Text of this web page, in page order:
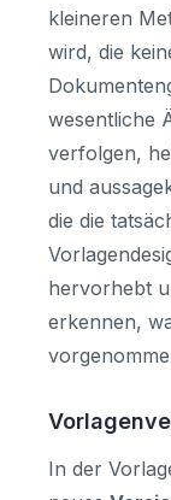
kleineren
wird, die
wesentliche
verfolgen,
und
die die
hervorhebt
erkennen,
In der